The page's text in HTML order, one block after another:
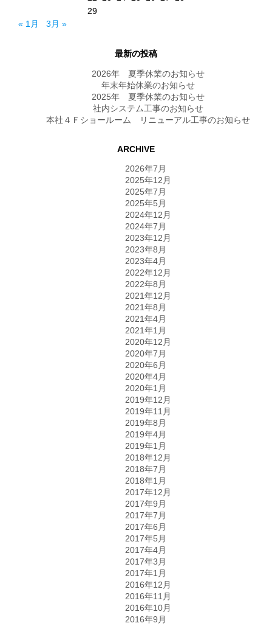
29
« 1月
3月 »
最新の投稿
2026年 夏季休業のお知らせ
年末年始休業のお知らせ
2025年 夏季休業のお知らせ
社内システム工事のお知らせ
本社４Ｆショールーム リニューアル工事のお知らせ
ARCHIVE
2026年7月
2025年12月
2025年7月
2025年5月
2024年12月
2024年7月
2023年12月
2023年8月
2023年4月
2022年12月
2022年8月
2021年12月
2021年8月
2021年4月
2021年1月
2020年12月
2020年7月
2020年6月
2020年4月
2020年1月
2019年12月
2019年11月
2019年8月
2019年4月
2019年1月
2018年12月
2018年7月
2018年1月
2017年12月
2017年9月
2017年7月
2017年6月
2017年5月
2017年4月
2017年3月
2017年1月
2016年12月
2016年11月
2016年10月
2016年9月